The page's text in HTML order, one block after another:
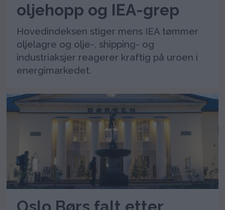
oljehopp og IEA-grep
Hovedindeksen stiger mens IEA tømmer
oljelagre og olje-, shipping- og
industriaksjer reagerer kraftig på uroen i
energimarkedet.
Oslo Børs falt etter